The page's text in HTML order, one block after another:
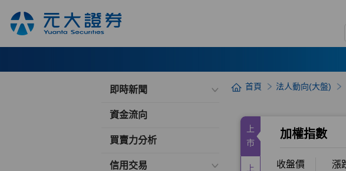
即時新聞
資金流向
買賣力分析
信用交易
首頁 法人動向(大盤)